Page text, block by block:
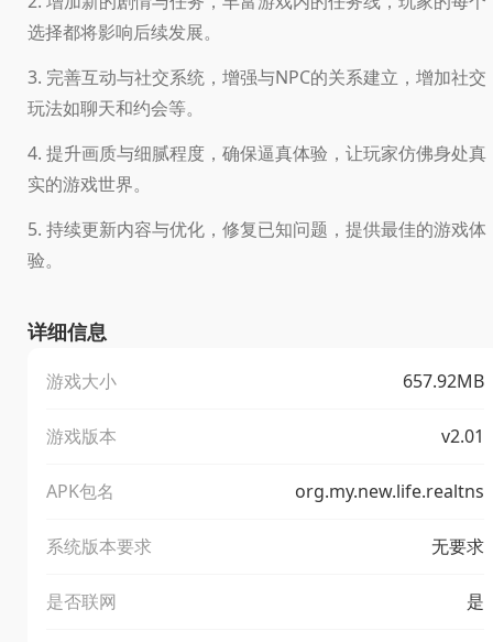
选择都将影响后续发展。
3. 完善互动与社交系统，增强与NPC的关系建立，增加社交
玩法如聊天和约会等。
4. 提升画质与细腻程度，确保逼真体验，让玩家仿佛身处真
实的游戏世界。
5. 持续更新内容与优化，修复已知问题，提供最佳的游戏体
验。
详细信息
游戏大小 657.92MB
游戏版本 v2.01
APK包名 org.my.new.life.realtns
系统版本要求 无要求
是否联网 是